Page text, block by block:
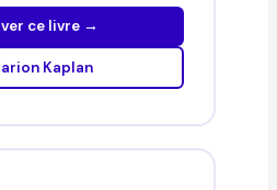
ce livre →
Kaplan